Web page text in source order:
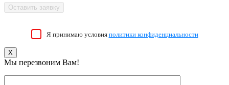
Я принимаю условия политики конфиденциальности
X
Мы перезвоним Вам!